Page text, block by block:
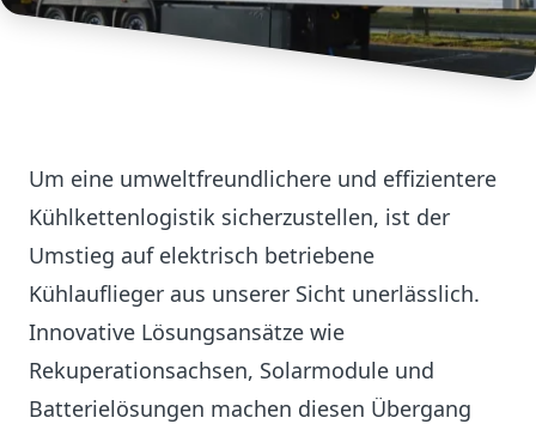
Um eine umweltfreundlichere und effizientere
Kühlkettenlogistik sicherzustellen, ist der
Umstieg auf elektrisch betriebene
Kühlauflieger aus unserer Sicht unerlässlich.
Innovative Lösungsansätze wie
Rekuperationsachsen, Solarmodule und
Batterielösungen machen diesen Übergang